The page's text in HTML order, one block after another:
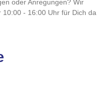
oder Anregungen? Wir
10:00 - 16:00 Uhr für Dich da